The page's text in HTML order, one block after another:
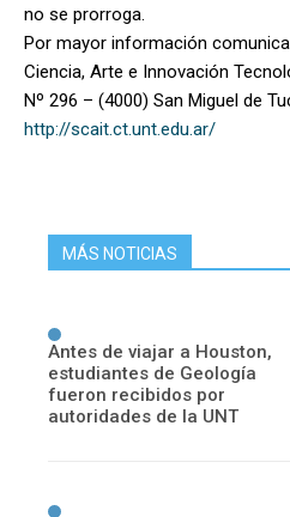
no se prorroga.
Por mayor información
Ciencia, Arte e Innovación
Nº 296 – (4000) San Miguel de
http://scait.ct.unt.edu.ar/
MÁS NOTICIAS
Antes de viajar a Houston,
estudiantes de Geología
fueron recibidos por
autoridades de la UNT